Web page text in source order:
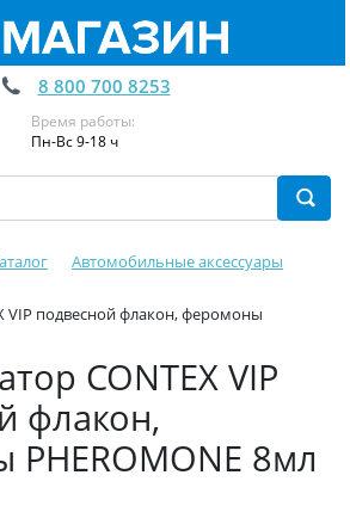
8 800 700 8253
Время работы:
Пн-Вс 9-18 ч
Автомобильные аксессуары
VIP подвесной флакон, феромоны
CONTEX VIP
флакон,
8мл